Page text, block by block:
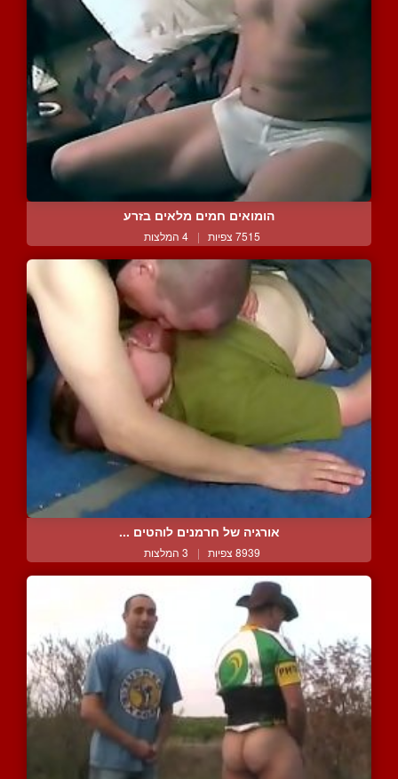
הומואים חמים מלאים בזרע
7515 צפיות | 4 המלצות
אורגיה של חרמנים לוהטים ...
8939 צפיות | 3 המלצות